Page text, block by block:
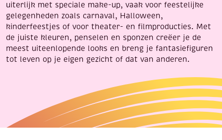
uiterlijk met speciale make-up, vaak voor feestelijke
gelegenheden zoals carnaval, Halloween,
kinderfeestjes of voor theater- en filmproducties. Met
de juiste kleuren, penselen en sponzen creëer je de
meest uiteenlopende looks en breng je fantasiefiguren
tot leven op je eigen gezicht of dat van anderen.